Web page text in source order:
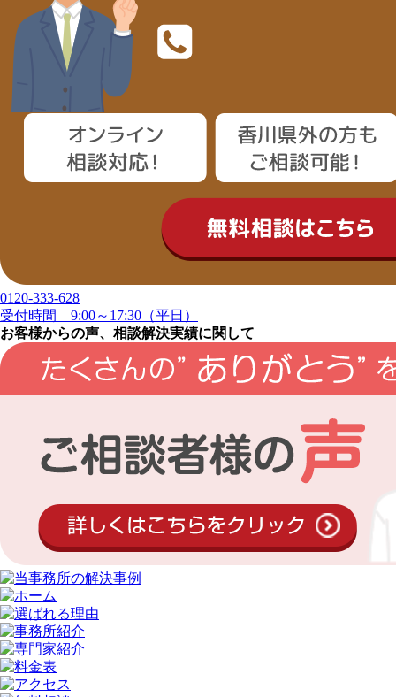
0120-333-628
受付時間 9:00～17:30（平日）
お客様からの声、相談解決実績に関して